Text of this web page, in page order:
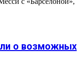
о возможных